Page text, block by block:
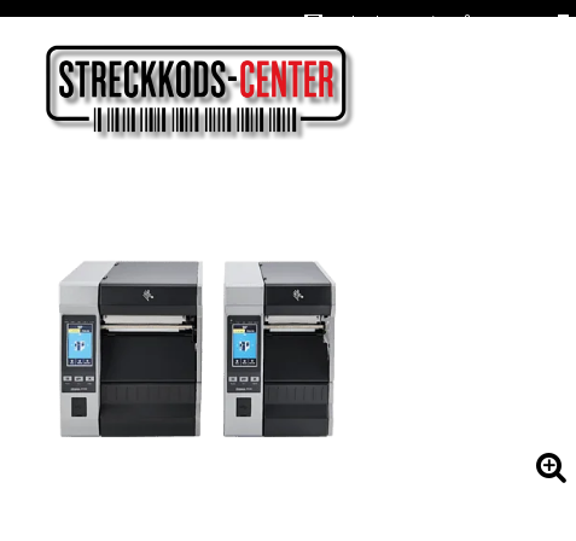
Oslagbara priser året om